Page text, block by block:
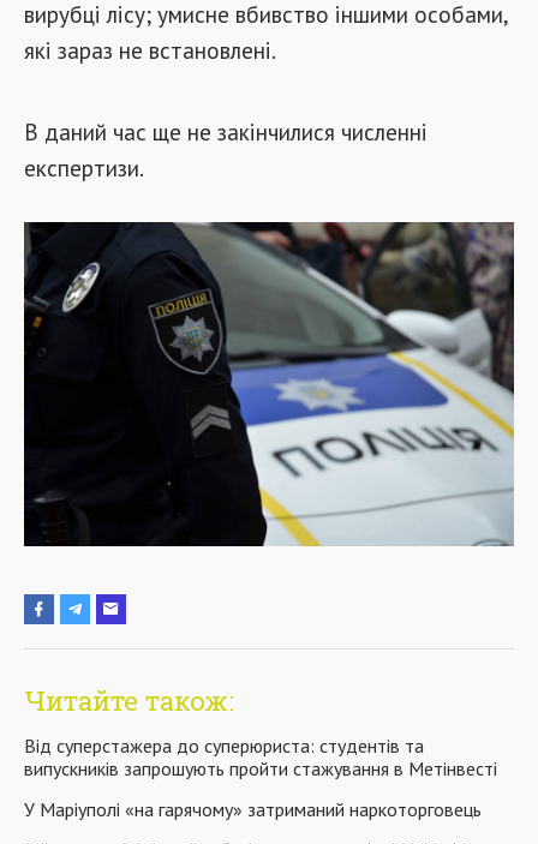
вирубці лісу; умисне вбивство іншими особами,
які зараз не встановлені.
В даний час ще не закінчилися численні
експертизи.
Читайте також:
Від суперстажера до суперюриста: студентів та
випускників запрошують пройти стажування в Метінвесті
У Маріуполі «на гарячому» затриманий наркоторговець